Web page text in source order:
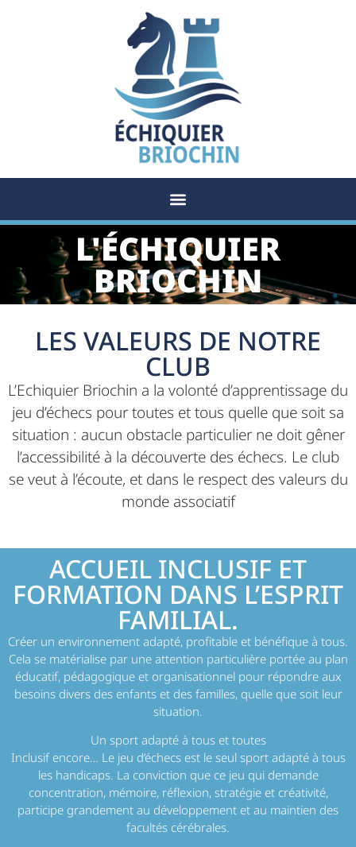
L'ÉCHIQUIER
BRIOCHIN
LES VALEURS DE NOTRE
CLUB
L’Echiquier Briochin a la volonté d’apprentissage du
jeu d’échecs pour toutes et tous quelle que soit sa
situation : aucun obstacle particulier ne doit gêner
l’accessibilité à la découverte des échecs. Le club
se veut à l’écoute, et dans le respect des valeurs du
monde associatif
ACCUEIL INCLUSIF ET
FORMATION DANS L’ESPRIT
FAMILIAL.
Créer un environnement adapté, profitable et bénéfique à tous.
Cela se matérialise par une attention particulière portée au plan
éducatif, pédagogique et organisationnel pour répondre aux
besoins divers des enfants et des familles, quelle que soit leur
situation.
Un sport adapté à tous et toutes
Inclusif encore… Le jeu d’échecs est le seul sport adapté à tous
les handicaps. La conviction que ce jeu qui demande
concentration, mémoire, réflexion, stratégie et créativité,
participe grandement au développement et au maintien des
facultés cérébrales.